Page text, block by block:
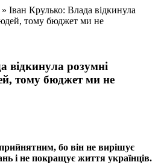
» Іван Крулько: Влада відкинула
тому бюджет ми не
відкинула розумні
тому бюджет ми не
бо він не вирішує
і не покращує життя українців.